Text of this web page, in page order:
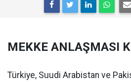
MEKKE ANLAŞMASI
Türkiye, Suudi Arabistan ve